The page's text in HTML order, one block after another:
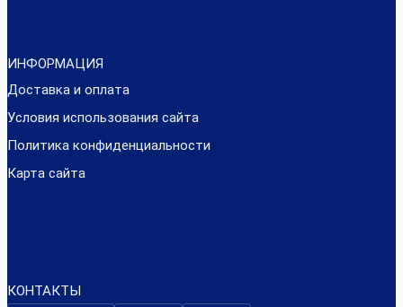
ИНФОРМАЦИЯ
Доставка и оплата
Условия использования сайта
Политика конфиденциальности
Карта сайта
КОНТАКТЫ